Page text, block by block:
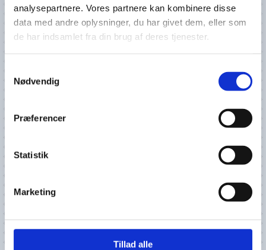
analysepartnere. Vores partnere kan kombinere disse
data med andre oplysninger, du har givet dem, eller som
de har indsamlet fra din brug af deres tjenester.
Nødvendig
Præferencer
Statistik
Marketing
Tillad alle
📲 +45 65 94 23 13 – Tast 2 for værksted
📧 mail@kardancenter.dk
levering – vi sørger for, at dine